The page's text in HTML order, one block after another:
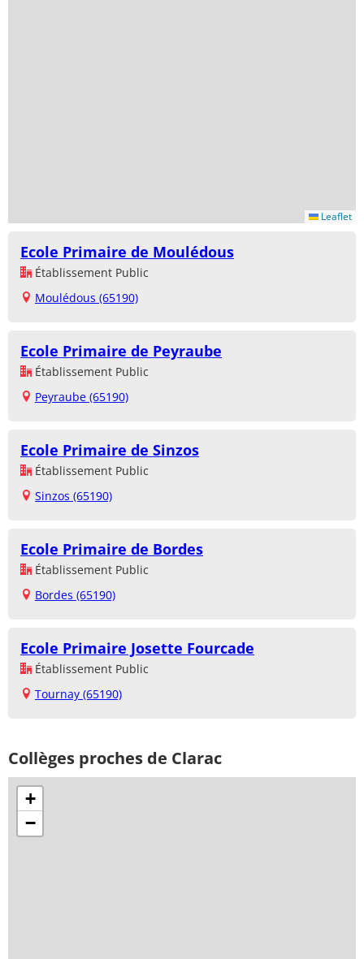
Leaflet
Ecole Primaire de Moulédous
Établissement Public
Moulédous (65190)
Ecole Primaire de Peyraube
Établissement Public
Peyraube (65190)
Ecole Primaire de Sinzos
Établissement Public
Sinzos (65190)
Ecole Primaire de Bordes
Établissement Public
Bordes (65190)
Ecole Primaire Josette Fourcade
Établissement Public
Tournay (65190)
Collèges proches de Clarac
+
−